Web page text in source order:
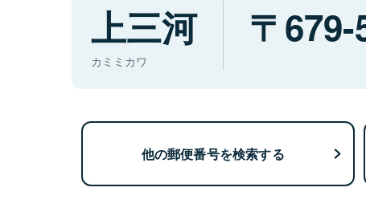
上三河
カミミカワ
679-
他の郵便番号を検索する